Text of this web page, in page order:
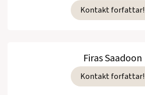
Kontakt forfattar!
Firas Saadoon
Kontakt forfattar!